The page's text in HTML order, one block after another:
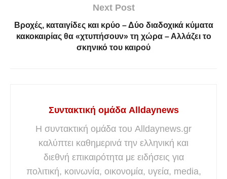
Next Post
Βροχές, καταιγίδες και κρύο – Δύο διαδοχικά κύματα
κακοκαιρίας θα «χτυπήσουν» τη χώρα – Αλλάζει το
σκηνικό του καιρού
Συντακτική ομάδα Alldaynews
Η συντακτική ομάδα του Alldaynews.gr
καλύπτει καθημερινά την ελληνική και
διεθνή επικαιρότητα με ειδήσεις για
πολιτική, κοινωνία, οικονομία, υγεία, media,